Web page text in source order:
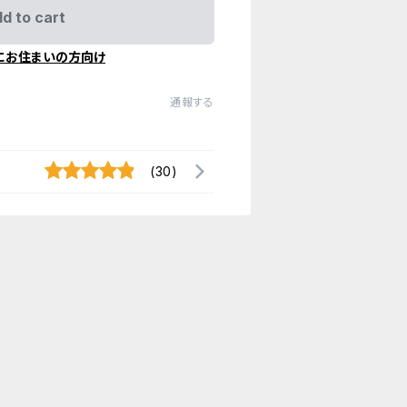
to cart
お住まいの方向け
通報する
(30)